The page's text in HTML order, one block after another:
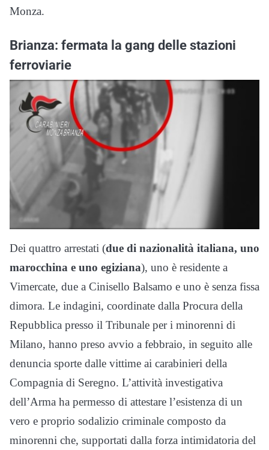
Monza.
Brianza: fermata la gang delle stazioni
ferroviarie
Dei quattro arrestati (due di nazionalità italiana, uno
marocchina e uno egiziana), uno è residente a
Vimercate, due a Cinisello Balsamo e uno è senza fissa
dimora. Le indagini, coordinate dalla Procura della
Repubblica presso il Tribunale per i minorenni di
Milano, hanno preso avvio a febbraio, in seguito alle
denuncia sporte dalle vittime ai carabinieri della
Compagnia di Seregno. L’attività investigativa
dell’Arma ha permesso di attestare l’esistenza di un
vero e proprio sodalizio criminale composto da
minorenni che, supportati dalla forza intimidatoria del